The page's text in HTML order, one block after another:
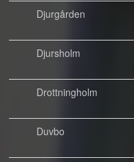
Djurgården
Djursholm
Drottningholm
Duvbo